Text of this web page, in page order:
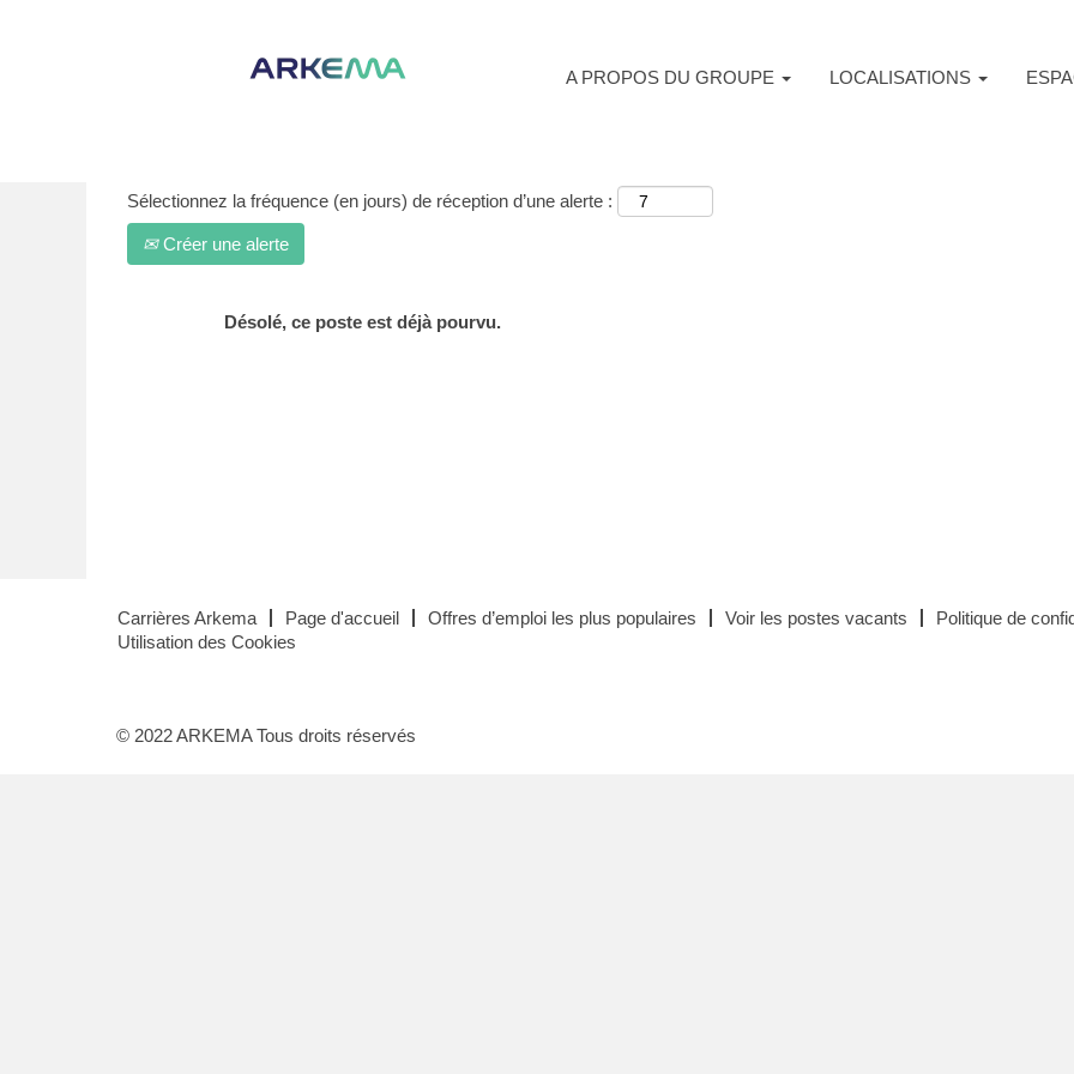
A PROPOS DU GROUPE LOCALISATIONS
Sélectionnez la fréquence (en jours) de réception d’une alerte :
Créer une alerte
Désolé, ce poste est déjà pourvu.
Carrières Arkema Page d'accueil Offres d’emploi les plus populaires Voir les postes vacants
Politique de
Utilisation des Cookies
© 2022 ARKEMA Tous droits réservés